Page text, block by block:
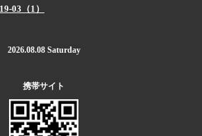
03（1）
2026.08.08 Saturday
携帯サイト